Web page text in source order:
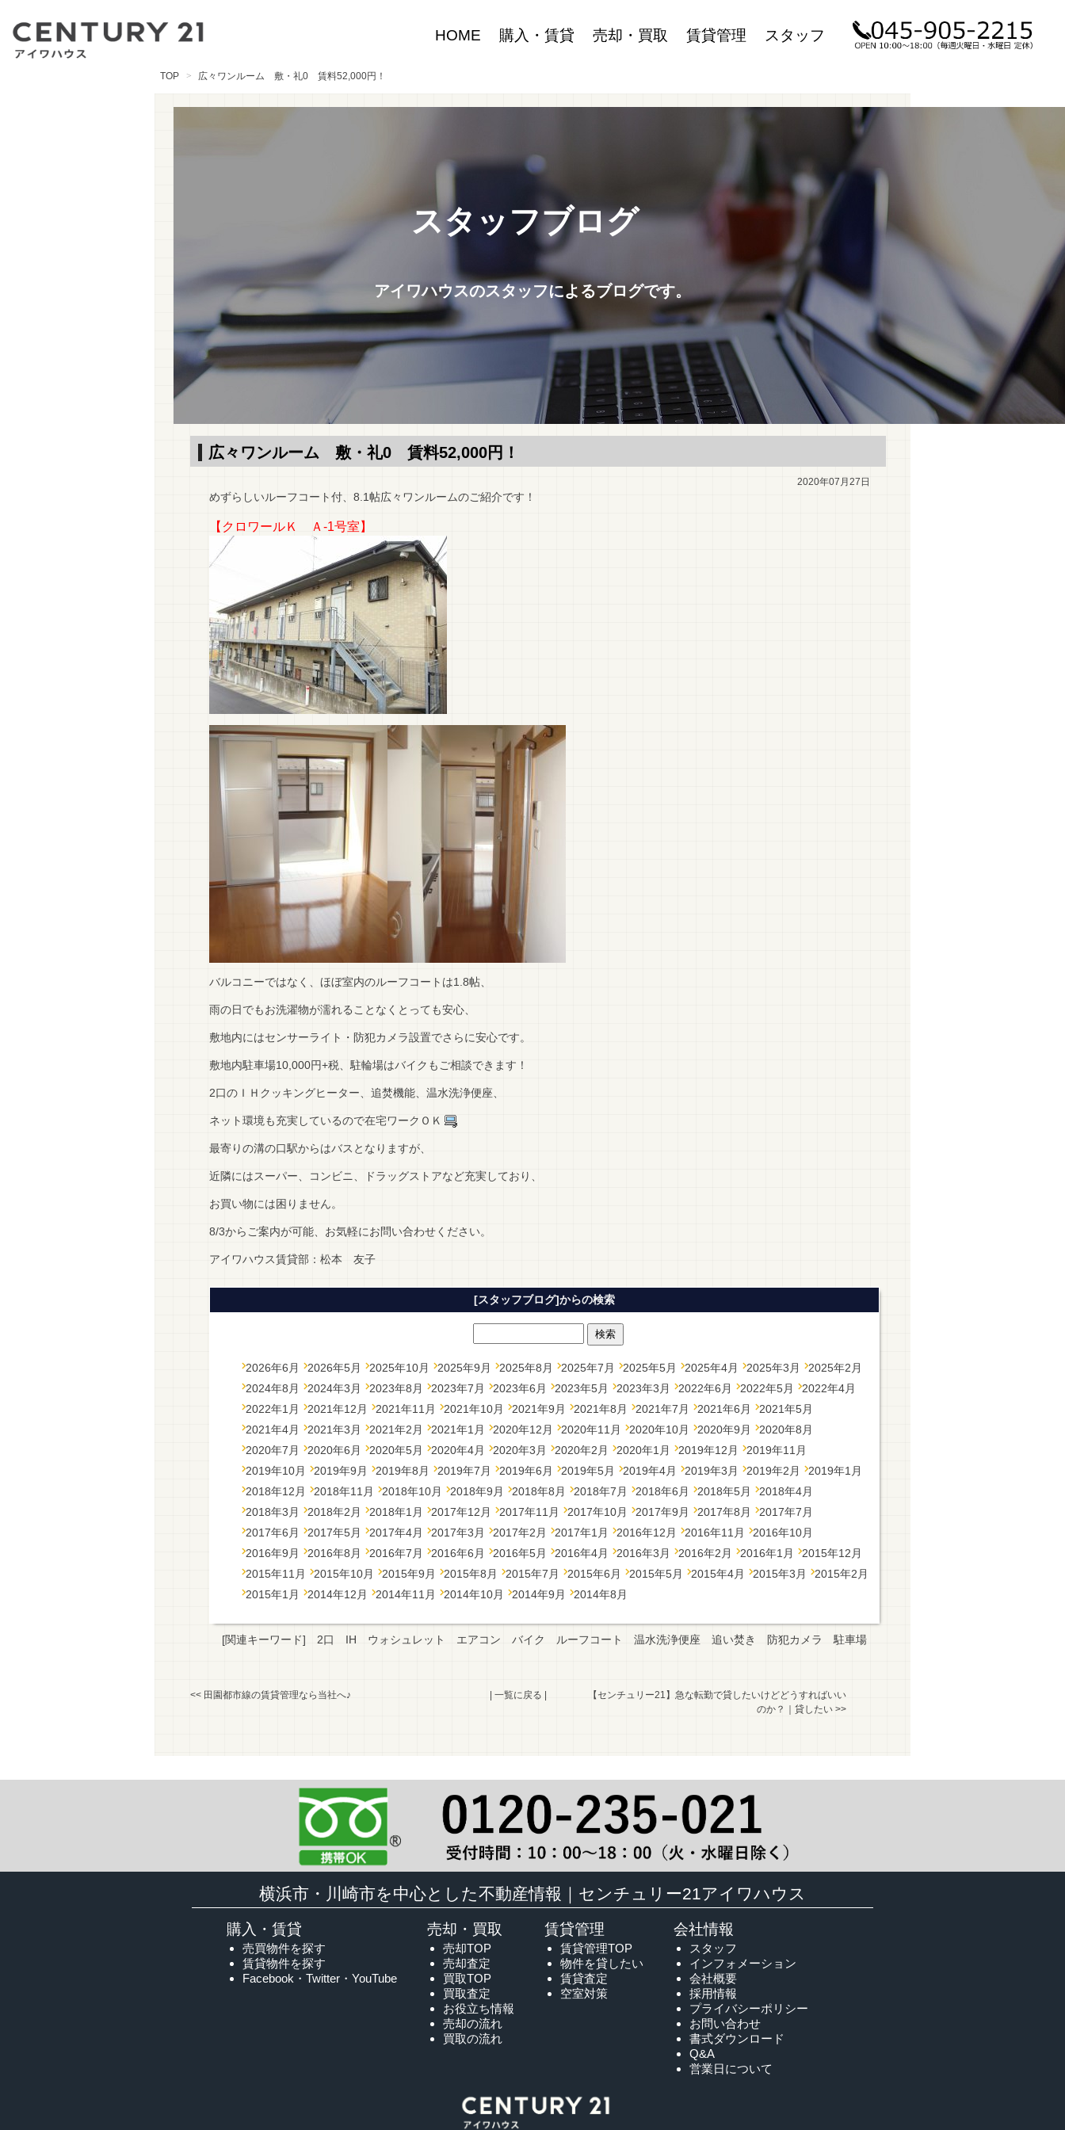
HOME 購入・賃貸 売却・買取 賃貸管理 スタッフ
TOP 広々ワンルーム 敷・礼0 賃料52,000円！
スタッフブログ
アイワハウスのスタッフによるブログです。
広々ワンルーム 敷・礼0 賃料52,000円！
2020年07月27日
めずらしいルーフコート付、8.1帖広々ワンルームのご紹介です！
【クロワールＫ Ａ-1号室】
バルコニーではなく、ほぼ室内のルーフコートは1.8帖、
雨の日でもお洗濯物が濡れることなくとっても安心、
敷地内にはセンサーライト・防犯カメラ設置でさらに安心です。
敷地内駐車場10,000円+税、駐輪場はバイクもご相談できます！
2口のＩＨクッキングヒーター、追焚機能、温水洗浄便座、
ネット環境も充実しているので在宅ワークＯＫ
最寄りの溝の口駅からはバスとなりますが、
近隣にはスーパー、コンビニ、ドラッグストアなど充実しており、
お買い物には困りません。
8/3からご案内が可能、お気軽にお問い合わせください。
アイワハウス賃貸部：松本 友子
[スタッフブログ]からの検索
2026年6月 2026年5月 2025年10月 2025年9月 2025年8月 2025年7月 2025年5月 2025年4月 2025年3月
2025年2月
2024年8月
2024年3月 2023年8月 2023年7月 2023年6月 2023年5月 2023年3月 2022年6月 2022年5月
2022年4月
2022年1月
2021年12月 2021年11月 2021年10月 2021年9月 2021年8月 2021年7月 2021年6月
2021年5月
2021年4月
2021年3月 2021年2月 2021年1月 2020年12月 2020年11月 2020年10月 2020年9月
2020年8月
2020年7月
2020年6月 2020年5月 2020年4月 2020年3月 2020年2月 2020年1月 2019年12月
2019年11月
2019年10月
2019年9月 2019年8月 2019年7月 2019年6月 2019年5月 2019年4月 2019年3月 2019年2月
2019年1月
2018年12月
2018年11月 2018年10月 2018年9月 2018年8月 2018年7月 2018年6月 2018年5月
2018年4月
2018年3月
2018年2月 2018年1月 2017年12月 2017年11月 2017年10月 2017年9月 2017年8月
2017年7月
2017年6月
2017年5月 2017年4月 2017年3月 2017年2月 2017年1月 2016年12月 2016年11月
2016年10月
2016年9月
2016年8月 2016年7月 2016年6月 2016年5月 2016年4月 2016年3月 2016年2月 2016年1月
2015年12月
2015年11月
2015年10月 2015年9月 2015年8月 2015年7月 2015年6月 2015年5月 2015年4月 2015年3月
2015年2月
2015年1月
2014年12月 2014年11月 2014年10月 2014年9月 2014年8月
[関連キーワード] 2口 IH ウォシュレット エアコン バイク ルーフコート 温水洗浄便座 追い焚き 防犯カメラ 駐車場
<<田園都市線の賃貸管理なら当社へ♪ 一覧に戻る
【センチュリー21】急な転勤で貸したいけどどうすればいい
のか？｜貸したい >>
横浜市・川崎市を中心とした不動産情報｜センチュリー21アイワハウス
購入・賃貸
売買物件を探す
賃貸物件を探す
Facebook・Twitter・YouTube
売却・買取
売却TOP
売却査定
買取TOP
買取査定
お役立ち情報
売却の流れ
買取の流れ
賃貸管理
賃貸管理TOP
物件を貸したい
賃貸査定
空室対策
会社情報
スタッフ
インフォメーション
会社概要
採用情報
プライバシーポリシー
お問い合わせ
書式ダウンロード
Q&A
営業日について